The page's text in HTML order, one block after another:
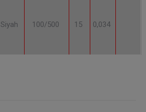
Siyah 100/500 15 0,034